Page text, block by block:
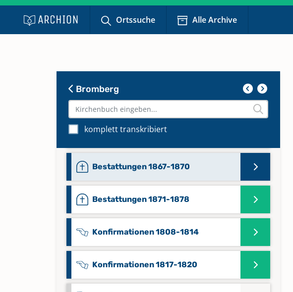
Ortssuche Alle Archive
Bromberg
komplett transkribiert
Bestattungen 1843-1850
Bestattungen 1851-1855
Bestattungen 1860-1863
Bestattungen 1864-1866
Bestattungen 1867-1870
Bestattungen 1871-1878
Konfirmationen 1808-1814
Konfirmationen 1817-1820